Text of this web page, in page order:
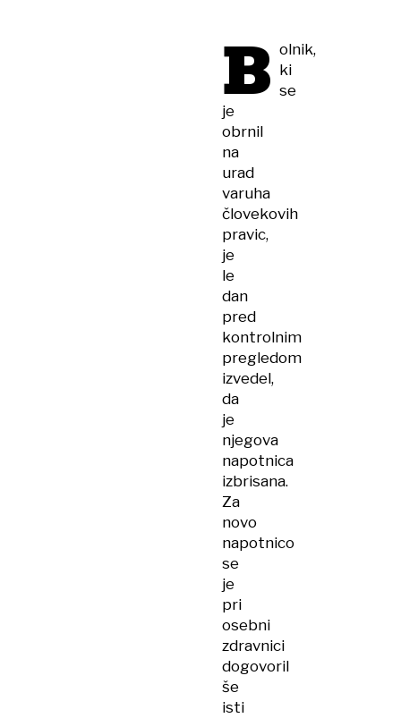
B olnik,
ki
se
je
obrnil
na
urad
varuha
človekovih
pravic,
je
le
dan
pred
kontrolnim
pregledom
izvedel,
da
je
njegova
napotnica
izbrisana.
Za
novo
napotnico
se
je
pri
osebni
zdravnici
dogovoril
še
isti